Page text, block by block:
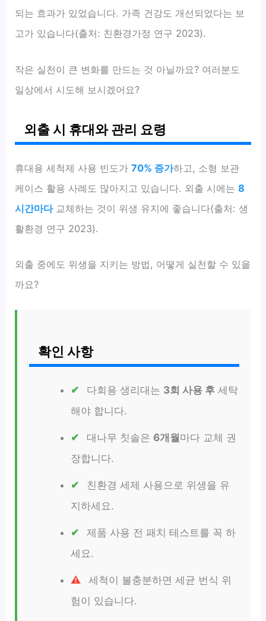
되는 효과가 있었습니다. 가족 건강도 개선되었다는 보
고가 있습니다(출처: 친환경가정 연구 2023).
작은 실천이 큰 변화를 만드는 것 아닐까요? 여러분도
일상에서 시도해 보시겠어요?
외출 시 휴대와 관리 요령
휴대용 세척제 사용 빈도가70% 증가하고, 소형 보관
케이스 활용 사례도 많아지고 있습니다. 외출 시에는8
시간마다교체하는 것이 위생 유지에 좋습니다(출처: 생
활환경 연구 2023).
외출 중에도 위생을 지키는 방법, 어떻게 실천할 수 있을
까요?
확인 사항
다회용 생리대는 3회 사용 후세탁
해야 합니다.
대나무 칫솔은 6개월 마다 교체 권
장합니다.
친환경 세제 사용으로 위생을 유
지하세요.
제품 사용 전 패치 테스트를 꼭 하
세요.
세척이 불충분하면 세균 번식 위
험이 있습니다.